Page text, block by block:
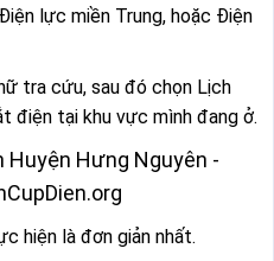
lực miền Trung, hoặc Điện
tra cứu, sau đó chọn Lịch
điện tại khu vực mình đang ở.
Huyện Hưng Nguyên -
hiện là đơn giản nhất.